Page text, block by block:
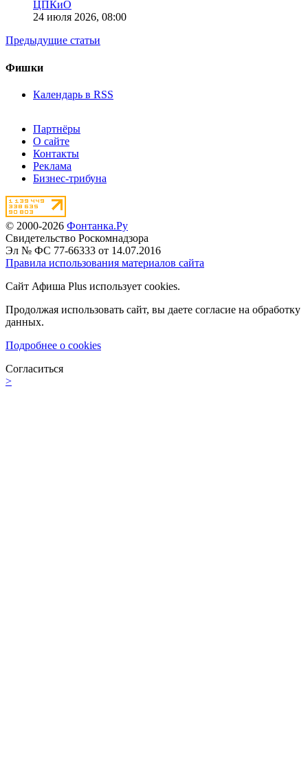
ЦПКиО
24 июля 2026, 08:00
Предыдущие статьи
Фишки
Календарь в RSS
Партнёры
О сайте
Контакты
Реклама
Бизнес-трибуна
© 2000-2026 Фонтанка.Ру
Свидетельство Роскомнадзора
Эл № ФС 77-66333 от 14.07.2016
Правила использования материалов сайта
Сайт Афиша Plus использует cookies.
Продолжая использовать сайт, вы даете согласие на обработку
данных.
Подробнее о cookies
Согласиться
>